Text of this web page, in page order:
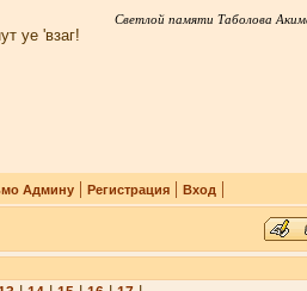
Светлой памяти Таболова
уе 'взаг!
Админу| Регистрация| Вход |